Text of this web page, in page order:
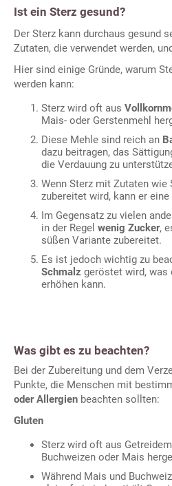
Ist ein Sterz gesund?
Der Sterz kann durchaus gesund
Zutaten, die verwendet werden,
Hier sind einige Gründe, warum
werden kann:
Sterz wird oft aus
Mais- oder Gerstenmehl
Diese Mehle sind reich an
dazu beitragen, das
die Verdauung zu
Wenn Sterz mit Zutaten wie
zubereitet wird, kann er eine
Im Gegensatz zu vielen
in der Regel wenig Zucker,
süßen Variante zubereitet.
Es ist jedoch wichtig zu
Schmalz geröstet wird, was
erhöhen kann.
Was gibt es zu beachten?
Bei der Zubereitung und dem
Punkte, die Menschen mit
oder Allergien beachten sollten:
Gluten
Sterz wird oft aus
Buchweizen oder Mais
Während Mais und